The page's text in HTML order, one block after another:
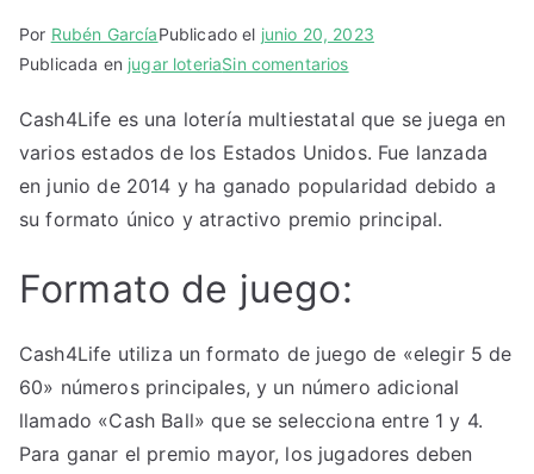
Por Rubén GarcíaPublicado el junio 20, 2023
Publicada en jugar loteriaSin comentariosen
entre
Cash4Life
y
EuroDreams
Cash4Life es una lotería multiestatal que se juega en
varios estados de los Estados Unidos. Fue lanzada
en junio de 2014 y ha ganado popularidad debido a
su formato único y atractivo premio principal.
Formato de juego:
Cash4Life utiliza un formato de juego de «elegir 5 de
60» números principales, y un número adicional
llamado «Cash Ball» que se selecciona entre 1 y 4.
Para ganar el premio mayor, los jugadores deben